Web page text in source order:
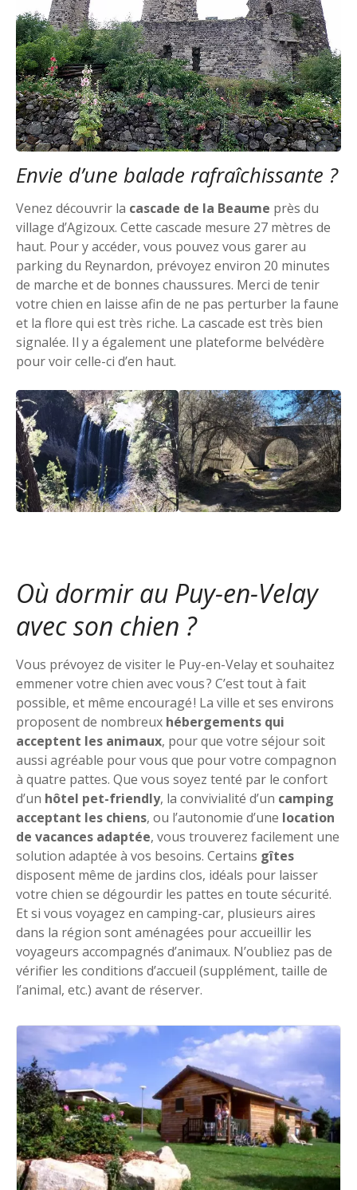
Envie d’une balade rafraîchissante ?
Venez découvrir la cascade de la Beaume près du
village d’Agizoux. Cette cascade mesure 27 mètres de
haut. Pour y accéder, vous pouvez vous garer au
parking du Reynardon, prévoyez environ 20 minutes
de marche et de bonnes chaussures. Merci de tenir
votre chien en laisse afin de ne pas perturber la faune
et la flore qui est très riche. La cascade est très bien
signalée. Il y a également une plateforme belvédère
pour voir celle-ci d’en haut.
Où dormir au Puy-en-Velay
avec son chien ?
Vous prévoyez de visiter le Puy-en-Velay et souhaitez
emmener votre chien avec vous ? C’est tout à fait
possible, et même encouragé ! La ville et ses environs
proposent de nombreux hébergements qui
acceptent les animaux, pour que votre séjour soit
aussi agréable pour vous que pour votre compagnon
à quatre pattes. Que vous soyez tenté par le confort
d’un hôtel pet-friendly, la convivialité d’un camping
acceptant les chiens, ou l’autonomie d’une location
de vacances adaptée, vous trouverez facilement une
solution adaptée à vos besoins. Certains gîtes
disposent même de jardins clos, idéals pour laisser
votre chien se dégourdir les pattes en toute sécurité.
Et si vous voyagez en camping-car, plusieurs aires
dans la région sont aménagées pour accueillir les
voyageurs accompagnés d’animaux. N’oubliez pas de
vérifier les conditions d’accueil (supplément, taille de
l’animal, etc.) avant de réserver.